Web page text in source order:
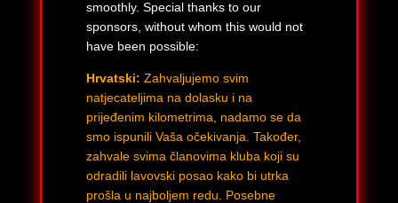
smoothly. Special thanks to our
sponsors, without whom this would not
have been possible:
Hrvatski: Zahvaljujemo svim
natjecateljima na dolasku i na
prijeđenim kilometrima, nadamo se da
smo ispunili Vaša očekivanja. Također,
zahvale svima članovima kluba koji su
odradili lavovski posao kako bi utrka
prošla u najboljem redu. Posebne